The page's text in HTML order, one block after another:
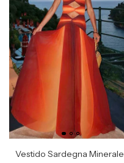
Vestido Sardegna Minerale